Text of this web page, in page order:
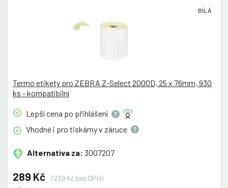
BÍLÁ
Termo etikety pro ZEBRA Z-Select 2000D, 25 x 76mm, 930
ks - kompatibilní
Lepší cena po přihlášení
Vhodné i pro tiskárny v záruce
Alternativa za: 3007207
289 Kč
(239 Kč bez DPH)